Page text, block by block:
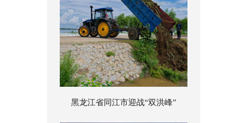
黑龙江省同江市迎战“双洪峰”